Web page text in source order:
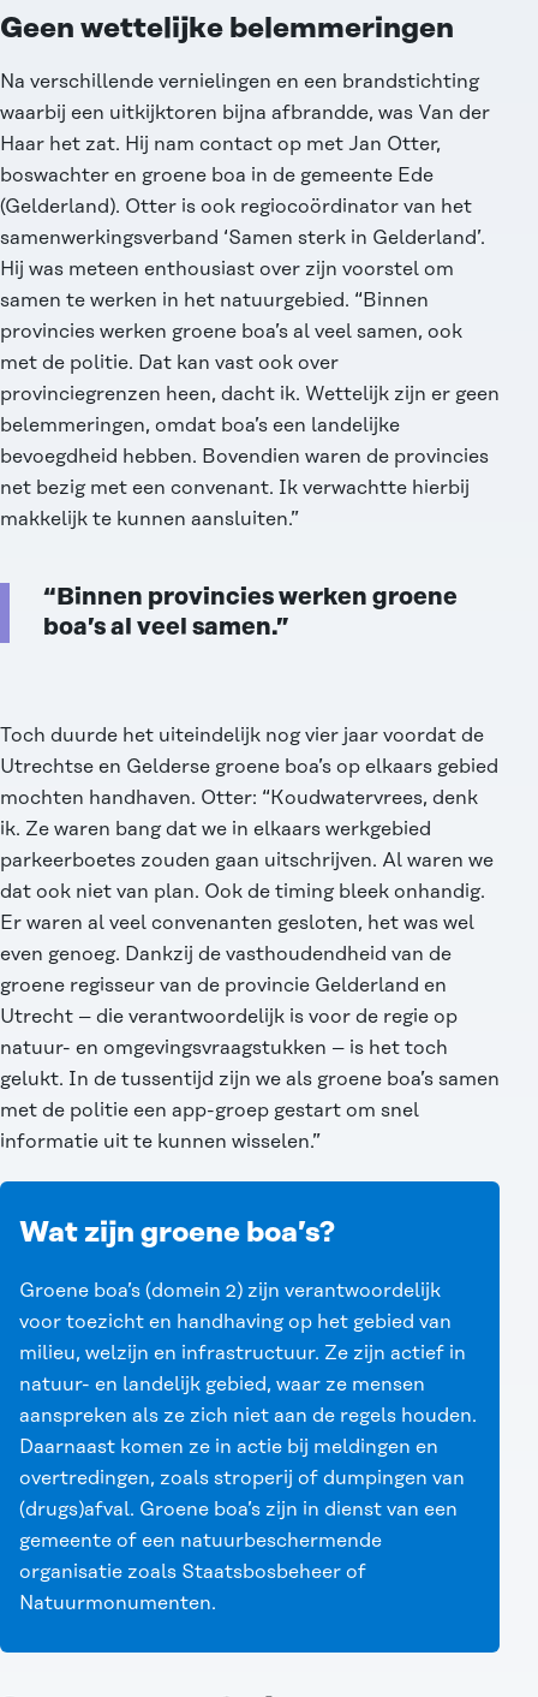
Geen wettelijke belemmeringen
Na verschillende vernielingen en een brandstichting
waarbij een uitkijktoren bijna afbrandde, was Van der
Haar het zat. Hij nam contact op met Jan Otter,
boswachter en groene boa in de gemeente Ede
(Gelderland). Otter is ook regiocoördinator van het
samenwerkingsverband ‘Samen sterk in Gelderland’.
Hij was meteen enthousiast over zijn voorstel om
samen te werken in het natuurgebied. “Binnen
provincies werken groene boa’s al veel samen, ook
met de politie. Dat kan vast ook over
provinciegrenzen heen, dacht ik. Wettelijk zijn er geen
belemmeringen, omdat boa’s een landelijke
bevoegdheid hebben. Bovendien waren de provincies
net bezig met een convenant. Ik verwachtte hierbij
makkelijk te kunnen aansluiten.”
“Binnen provincies werken groene
boa’s al veel samen.”
Toch duurde het uiteindelijk nog vier jaar voordat de
Utrechtse en Gelderse groene boa’s op elkaars gebied
mochten handhaven. Otter: “Koudwatervrees, denk
ik. Ze waren bang dat we in elkaars werkgebied
parkeerboetes zouden gaan uitschrijven. Al waren we
dat ook niet van plan. Ook de timing bleek onhandig.
Er waren al veel convenanten gesloten, het was wel
even genoeg. Dankzij de vasthoudendheid van de
groene regisseur van de provincie Gelderland en
Utrecht – die verantwoordelijk is voor de regie op
natuur- en omgevingsvraagstukken – is het toch
gelukt. In de tussentijd zijn we als groene boa’s samen
met de politie een app-groep gestart om snel
informatie uit te kunnen wisselen.”
Wat zijn groene boa’s?
Groene boa’s (domein 2) zijn verantwoordelijk
voor toezicht en handhaving op het gebied van
milieu, welzijn en infrastructuur. Ze zijn actief in
natuur- en landelijk gebied, waar ze mensen
aanspreken als ze zich niet aan de regels houden.
Daarnaast komen ze in actie bij meldingen en
overtredingen, zoals stroperij of dumpingen van
(drugs)afval. Groene boa’s zijn in dienst van een
gemeente of een natuurbeschermende
organisatie zoals Staatsbosbeheer of
Natuurmonumenten.